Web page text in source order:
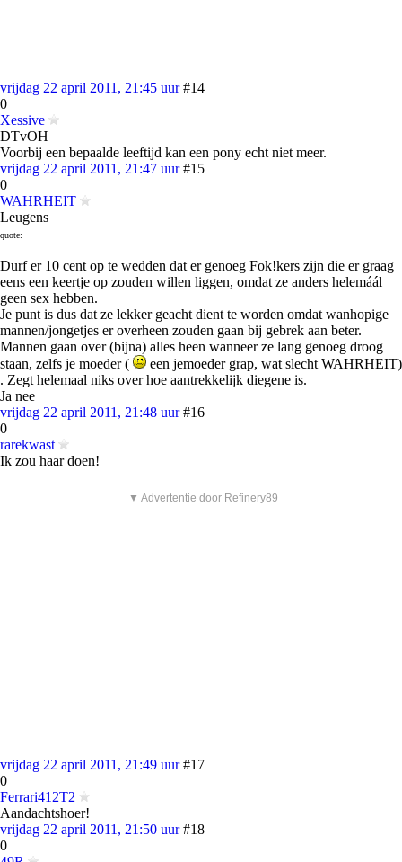
vrijdag 22 april 2011, 21:45 uur #14
0
Xessive
DTvOH
Voorbij een bepaalde leeftijd kan een pony echt niet meer.
vrijdag 22 april 2011, 21:47 uur #15
0
WAHRHEIT
Leugens
quote:
Durf er 10 cent op te wedden dat er genoeg Fok!kers zijn die er graag
eens een keertje op zouden willen liggen, omdat ze anders helemáál
geen sex hebben.
Je punt is dus dat ze lekker geacht dient te worden omdat wanhopige
mannen/jongetjes er overheen zouden gaan bij gebrek aan beter.
Mannen gaan over (bijna) alles heen wanneer ze lang genoeg droog
staan, zelfs je moeder (
een jemoeder grap, wat slecht WAHRHEIT)
. Zegt helemaal niks over hoe aantrekkelijk diegene is.
Ja nee
vrijdag 22 april 2011, 21:48 uur #16
0
rarekwast
Ik zou haar doen!
▼ Advertentie door Refinery89
vrijdag 22 april 2011, 21:49 uur #17
0
Ferrari412T2
Aandachtshoer!
vrijdag 22 april 2011, 21:50 uur #18
0